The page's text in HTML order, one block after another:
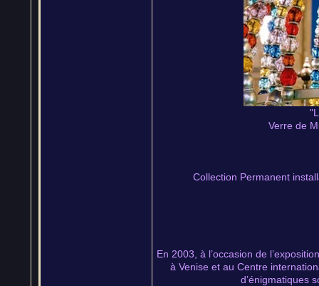
Verre de
Collection Permanent
En 2003, à l’occasion de
à Venise et au Centre
d’énigmatiques